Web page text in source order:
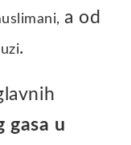
a od
.
gasa u